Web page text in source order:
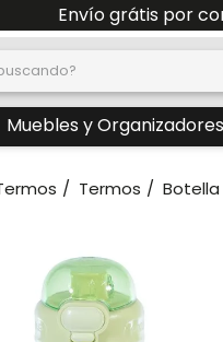
Envío grátis por
Muebles y Organizadores
Termos Botella